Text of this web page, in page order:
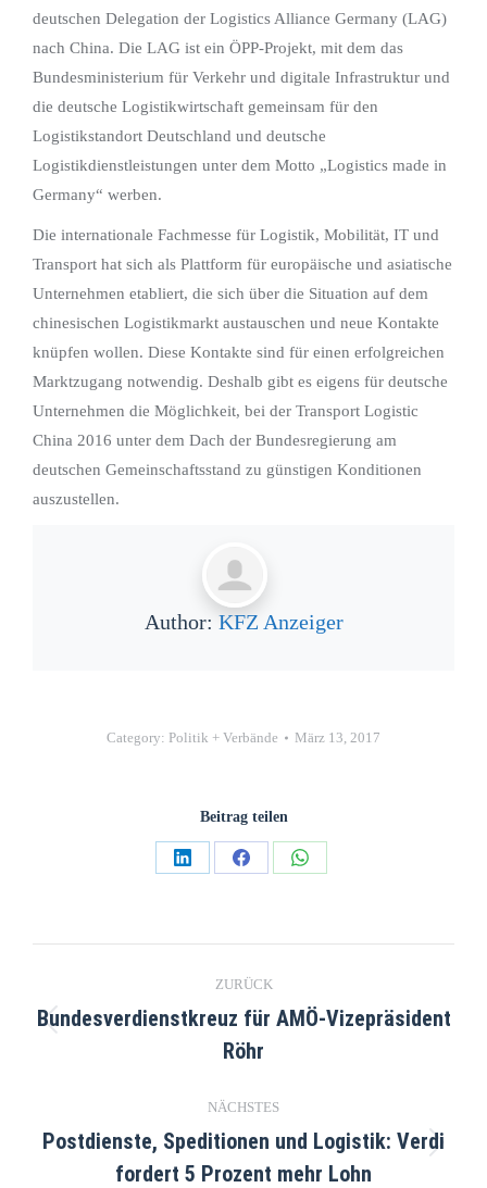
deutschen Delegation der Logistics Alliance Germany (LAG)
nach China. Die LAG ist ein ÖPP-Projekt, mit dem das
Bundesministerium für Verkehr und digitale Infrastruktur und
die deutsche Logistikwirtschaft gemeinsam für den
Logistikstandort Deutschland und deutsche
Logistikdienstleistungen unter dem Motto „Logistics made in
Germany“ werben.
Die internationale Fachmesse für Logistik, Mobilität, IT und
Transport hat sich als Plattform für europäische und asiatische
Unternehmen etabliert, die sich über die Situation auf dem
chinesischen Logistikmarkt austauschen und neue Kontakte
knüpfen wollen. Diese Kontakte sind für einen erfolgreichen
Marktzugang notwendig. Deshalb gibt es eigens für deutsche
Unternehmen die Möglichkeit, bei der Transport Logistic
China 2016 unter dem Dach der Bundesregierung am
deutschen Gemeinschaftsstand zu günstigen Konditionen
auszustellen.
Author: KFZ Anzeiger
Category: Politik + Verbände März 13, 2017
Beitrag teilen
ZURÜCK
Bundesverdienstkreuz für AMÖ-Vizepräsident
Röhr
NÄCHSTES
Postdienste, Speditionen und Logistik: Verdi
fordert 5 Prozent mehr Lohn